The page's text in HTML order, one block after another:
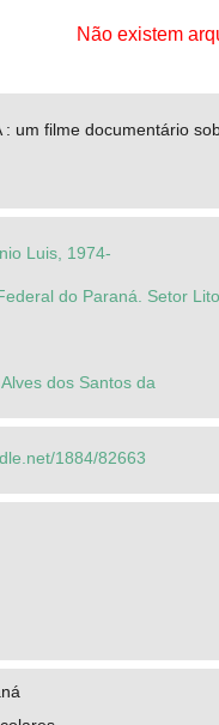
Não existem
: um filme documentário
Luis, 1974-
do Paraná. Setor
dos Santos da
1884/82663